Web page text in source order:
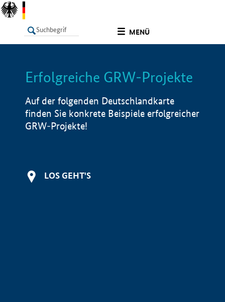
MENÜ
LISTE Info
Erfolgreiche GRW-Projekte
Auf der folgenden Deutschlandkarte
finden Sie konkrete Beispiele erfolgreicher
GRW-Projekte!
LOS GEHT'S